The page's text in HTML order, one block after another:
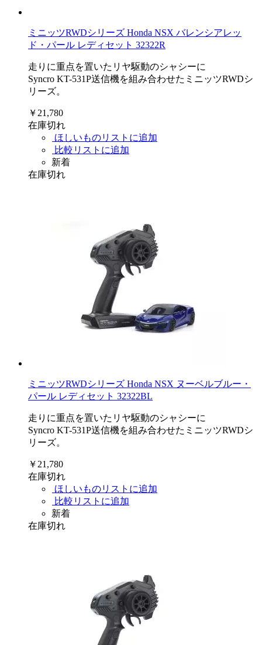
ミニッツRWDシリーズ Honda NSX バレンシアレッ
ド・パール レディセット 32322R
走りに重点を置いたリヤ駆動のシャシーに
Syncro KT-531P送信機を組み合わせたミニッツRWDシ
リーズ。
￥21,780
在庫切れ
ほしいものリストに追加
比較リストに追加
新着
在庫切れ
ミニッツRWDシリーズ Honda NSX ヌーベルブルー・
パール レディセット 32322BL
走りに重点を置いたリヤ駆動のシャシーに
Syncro KT-531P送信機を組み合わせたミニッツRWDシ
リーズ。
￥21,780
在庫切れ
ほしいものリストに追加
比較リストに追加
新着
在庫切れ